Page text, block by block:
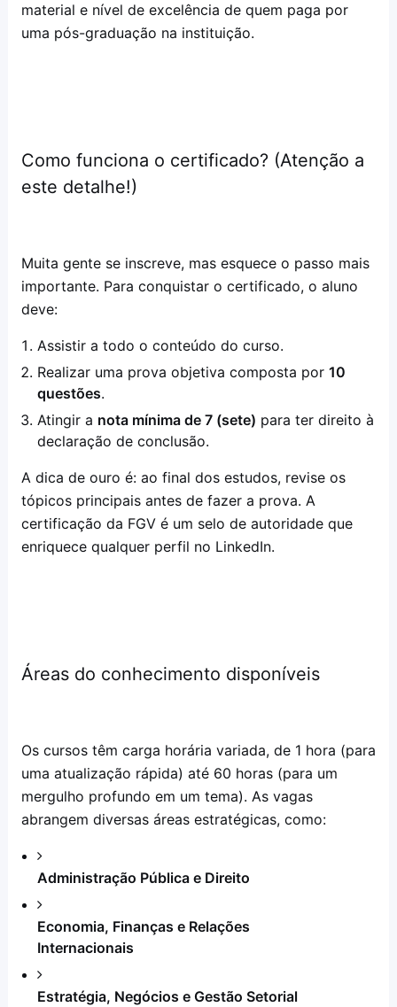
material e nível de excelência de quem paga por
uma pós-graduação na instituição.
Como funciona o certificado? (Atenção a
este detalhe!)
Muita gente se inscreve, mas esquece o passo mais
importante. Para conquistar o certificado, o aluno
deve:
Assistir a todo o conteúdo do curso.
Realizar uma prova objetiva composta por 10
questões.
Atingir a nota mínima de 7 (sete) para ter direito à
declaração de conclusão.
A dica de ouro é: ao final dos estudos, revise os
tópicos principais antes de fazer a prova. A
certificação da FGV é um selo de autoridade que
enriquece qualquer perfil no LinkedIn.
Áreas do conhecimento disponíveis
Os cursos têm carga horária variada, de 1 hora (para
uma atualização rápida) até 60 horas (para um
mergulho profundo em um tema). As vagas
abrangem diversas áreas estratégicas, como:
Administração Pública e Direito
Economia, Finanças e Relações
Internacionais
Estratégia, Negócios e Gestão Setorial